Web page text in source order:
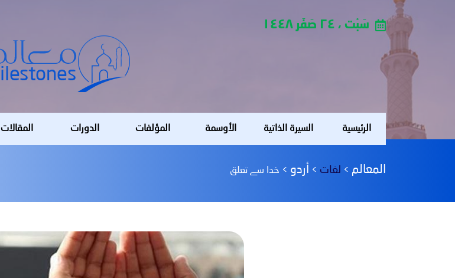
سَبْت ، ٢٤ صَفَر ١٤٤٨
الرئيسية السيرة الذاتية الأوسمة المؤلفات الدورات المقالات
المعالم > لغات > أردو > خدا سے تعلق